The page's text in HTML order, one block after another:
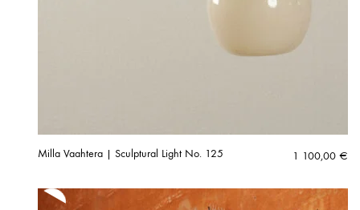
Milla Vaahtera | Sculptural Light No. 125 1 100,00 €